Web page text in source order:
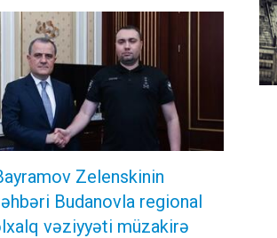
Zelenskinin
Budanovla regional
vəziyyəti müzakirə